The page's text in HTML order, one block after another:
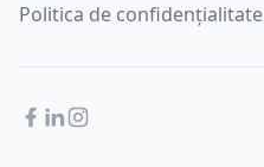
Politica de confidențialitate
Facebook
LinkedIn
Instagram